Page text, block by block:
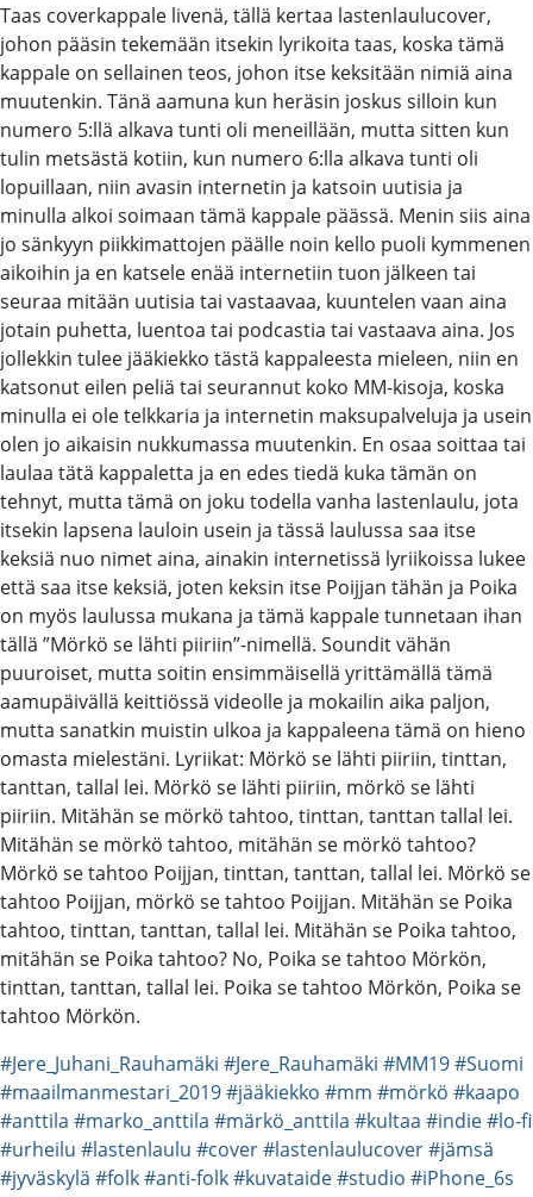
Taas coverkappale livenä, tällä kertaa lastenlaulucover,
johon pääsin tekemään itsekin lyrikoita taas, koska tämä
kappale on sellainen teos, johon itse keksitään nimiä aina
muutenkin. Tänä aamuna kun heräsin joskus silloin kun
numero 5:llä alkava tunti oli meneillään, mutta sitten kun
tulin metsästä kotiin, kun numero 6:lla alkava tunti oli
lopuillaan, niin avasin internetin ja katsoin uutisia ja
minulla alkoi soimaan tämä kappale päässä. Menin siis aina
jo sänkyyn piikkimattojen päälle noin kello puoli kymmenen
aikoihin ja en katsele enää internetiin tuon jälkeen tai
seuraa mitään uutisia tai vastaavaa, kuuntelen vaan aina
jotain puhetta, luentoa tai podcastia tai vastaava aina. Jos
jollekkin tulee jääkiekko tästä kappaleesta mieleen, niin en
katsonut eilen peliä tai seurannut koko MM-kisoja, koska
minulla ei ole telkkaria ja internetin maksupalveluja ja usein
olen jo aikaisin nukkumassa muutenkin. En osaa soittaa tai
laulaa tätä kappaletta ja en edes tiedä kuka tämän on
tehnyt, mutta tämä on joku todella vanha lastenlaulu, jota
itsekin lapsena lauloin usein ja tässä laulussa saa itse
keksiä nuo nimet aina, ainakin internetissä lyriikoissa lukee
että saa itse keksiä, joten keksin itse Poijjan tähän ja Poika
on myös laulussa mukana ja tämä kappale tunnetaan ihan
tällä ”Mörkö se lähti piiriin”-nimellä. Soundit vähän
puuroiset, mutta soitin ensimmäisellä yrittämällä tämä
aamupäivällä keittiössä videolle ja mokailin aika paljon,
mutta sanatkin muistin ulkoa ja kappaleena tämä on hieno
omasta mielestäni. Lyriikat: Mörkö se lähti piiriin, tinttan,
tanttan, tallal lei. Mörkö se lähti piiriin, mörkö se lähti
piiriin. Mitähän se mörkö tahtoo, tinttan, tanttan tallal lei.
Mitähän se mörkö tahtoo, mitähän se mörkö tahtoo?
Mörkö se tahtoo Poijjan, tinttan, tanttan, tallal lei. Mörkö se
tahtoo Poijjan, mörkö se tahtoo Poijjan. Mitähän se Poika
tahtoo, tinttan, tanttan, tallal lei. Mitähän se Poika tahtoo,
mitähän se Poika tahtoo? No, Poika se tahtoo Mörkön,
tinttan, tanttan, tallal lei. Poika se tahtoo Mörkön, Poika se
tahtoo Mörkön.
#Jere_Juhani_Rauhamäki #Jere_Rauhamäki #MM19#Suomi
#maailmanmestari_2019#jääkiekko #mm #mörkö #kaapo
#anttila #marko_anttila #märkö_anttila #kultaa #indie#lo-fi
#urheilu #lastenlaulu #cover#lastenlaulucover#jämsä
#jyväskylä #folk#anti-folk#kuvataide#studio #iPhone_6s